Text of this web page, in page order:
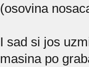
(osovina
I sad si jos
masina po